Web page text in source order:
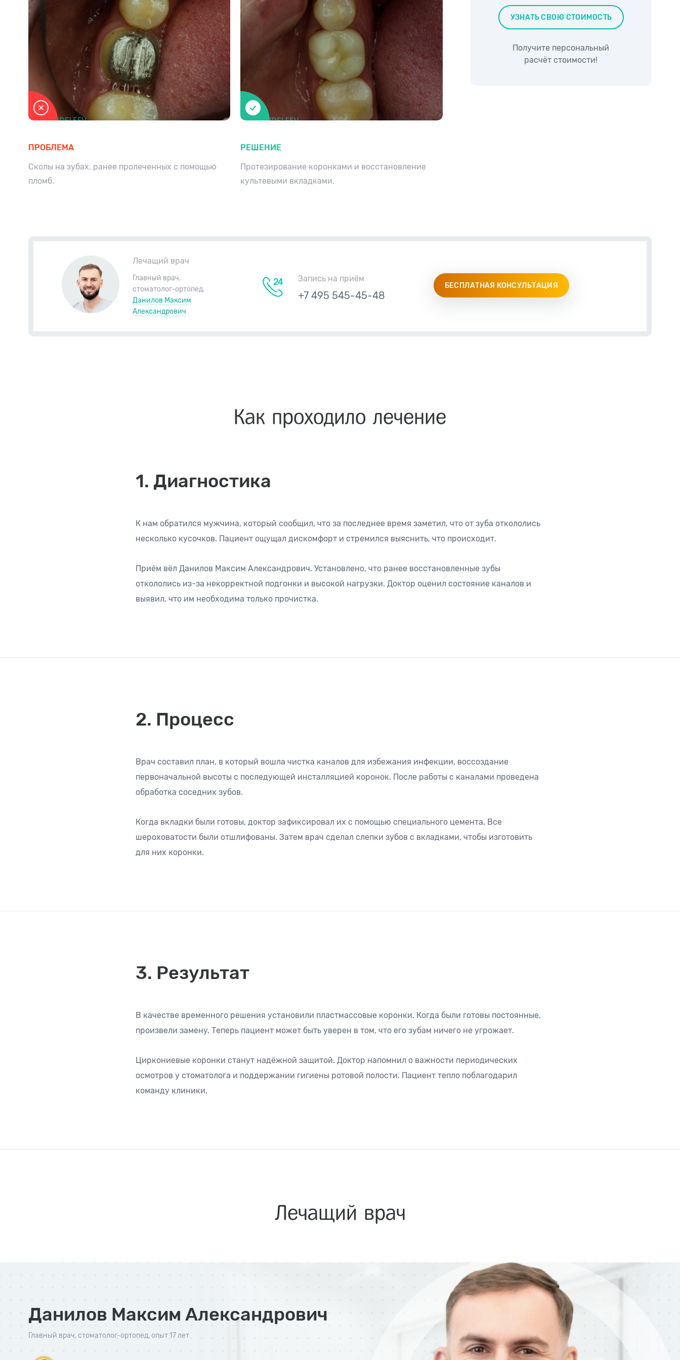
ПРОБЛЕМА
Сколы на зубах, ранее пролеченных с помощью
пломб.
РЕШЕНИЕ
Протезирование коронками и восстановление
культевыми вкладками.
УЗНАТЬ СВОЮ СТОИМОСТЬ
Получите персональный
расчёт стоимости!
Лечащий врач
Главный врач,
стоматолог-ортопед,
Данилов Максим
Александрович
Запись на приём
+7 495 545-45-48
БЕСПЛАТНАЯ КОНСУЛЬТАЦИЯ
Как проходило лечение
1. Диагностика
К нам обратился мужчина, который сообщил, что за последнее время заметил, что от зуба откололись
несколько кусочков. Пациент ощущал дискомфорт и стремился выяснить, что происходит.
Приём вёл Данилов Максим Александрович. Установлено, что ранее восстановленные зубы
откололись из-за некорректной подгонки и высокой нагрузки. Доктор оценил состояние каналов и
выявил, что им необходима только прочистка.
2. Процесс
Врач составил план, в который вошла чистка каналов для избежания инфекции, воссоздание
первоначальной высоты с последующей инсталляцией коронок. После работы с каналами проведена
обработка соседних зубов.
Когда вкладки были готовы, доктор зафиксировал их с помощью специального цемента. Все
шероховатости были отшлифованы. Затем врач сделал слепки зубов с вкладками, чтобы изготовить
для них коронки.
3. Результат
В качестве временного решения установили пластмассовые коронки. Когда были готовы постоянные,
произвели замену. Теперь пациент может быть уверен в том, что его зубам ничего не угрожает.
Циркониевые коронки станут надёжной защитой. Доктор напомнил о важности периодических
осмотров у стоматолога и поддержании гигиены ротовой полости. Пациент тепло поблагодарил
команду клиники.
Лечащий врач
Данилов Максим Александрович
Главный врач, стоматолог-ортопед, опыт 17 лет